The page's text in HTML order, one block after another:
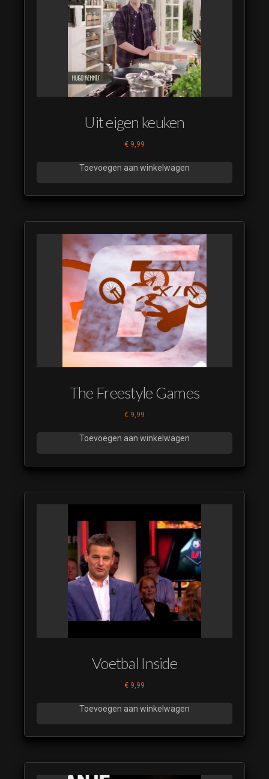
Kaartenclub
SMP 12
Uit eigen keuken
€ 9,99
Toevoegen aan winkelwagen
The Freestyle Games
€ 9,99
Toevoegen aan winkelwagen
Voetbal Inside
€ 9,99
Toevoegen aan winkelwagen